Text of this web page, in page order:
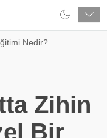
Nedir?
Zihin
Bir